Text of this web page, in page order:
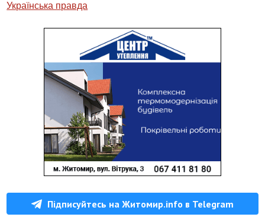
Українська правда
Підписуйтесь на Житомир.info в Telegram